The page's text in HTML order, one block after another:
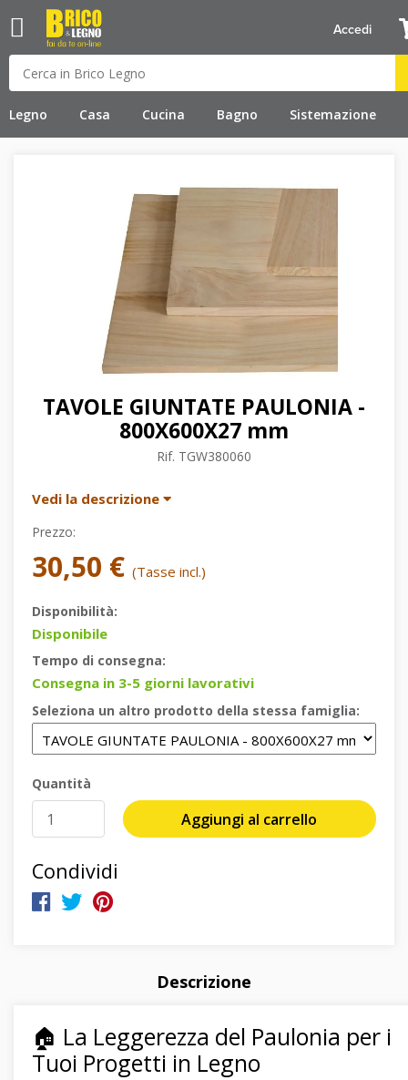
Legno Casa Cucina Bagno Sistemazione
Accedi
TAVOLE GIUNTATE PAULONIA -
800X600X27 mm
Rif. TGW380060
Vedi la descrizione
Prezzo:
30,50 € (Tasse incl.)
Disponibilità:
Disponibile
Tempo di consegna:
Consegna in 3-5 giorni lavorativi
Seleziona un altro prodotto della stessa famiglia:
Quantità
Aggiungi al carrello
Condividi
Descrizione
🏠 La Leggerezza del Paulonia per i
Tuoi Progetti in Legno